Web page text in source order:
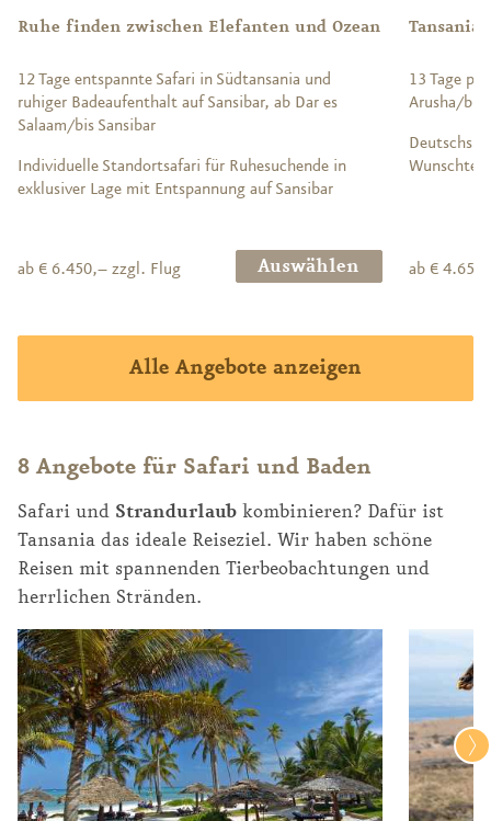
Ruhe finden zwischen Elefanten und Ozean
12 Tage entspannte Safari in Südtansania und
ruhiger Badeaufenthalt auf Sansibar, ab Dar es
Salaam/bis Sansibar
Individuelle Standortsafari für Ruhesuchende in
exklusiver Lage mit Entspannung auf Sansibar
ab € 6.450,– zzgl. Flug Auswählen
13 Tage
Arusha/bis
ab €
Alle Angebote anzeigen
8 Angebote für Safari und Baden
Safari und Strandurlaub kombinieren? Dafür ist
Tansania das ideale Reiseziel. Wir haben schöne
Reisen mit spannenden Tierbeobachtungen und
herrlichen Stränden.